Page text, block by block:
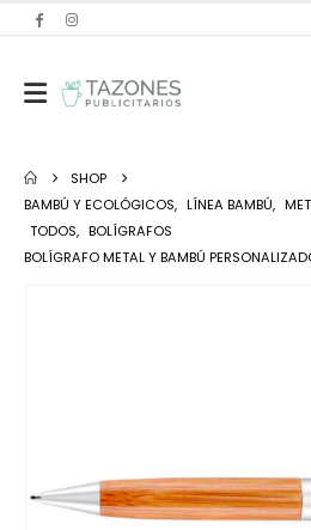
SHOP
BAMBÚ Y ECOLÓGICOS, LÍNEA BAMBÚ,
TODOS, BOLÍGRAFOS
BOLÍGRAFO METAL Y BAMBÚ